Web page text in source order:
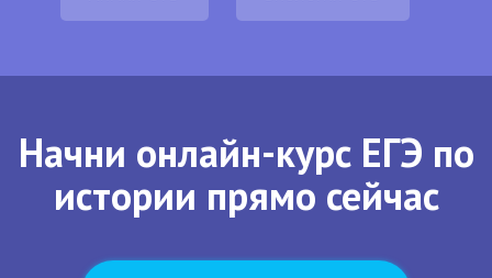
Начни онлайн-курс ЕГЭ по
истории прямо сейчас